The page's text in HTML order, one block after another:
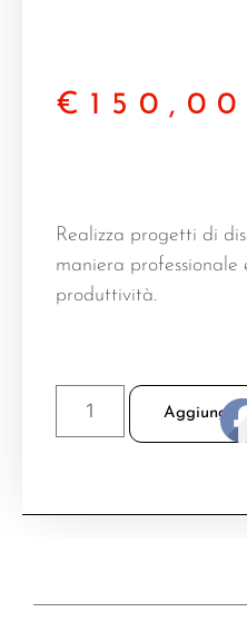
€ 150,00
Realizza progetti di
maniera
produttività.
Aggiungi